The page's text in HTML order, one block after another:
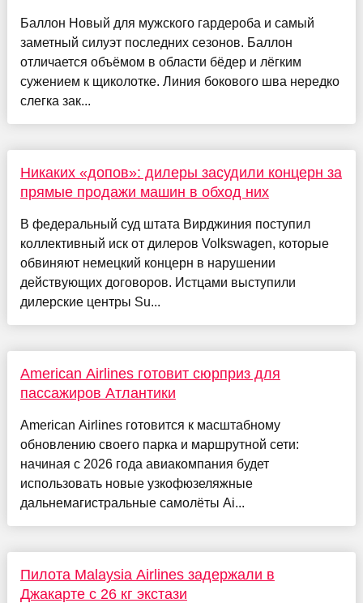
Баллон Новый для мужского гардероба и самый
заметный силуэт последних сезонов. Баллон
отличается объёмом в области бёдер и лёгким
сужением к щиколотке. Линия бокового шва нередко
слегка зак...
Никаких «допов»: дилеры засудили концерн за
прямые продажи машин в обход них
В федеральный суд штата Вирджиния поступил
коллективный иск от дилеров Volkswagen, которые
обвиняют немецкий концерн в нарушении
действующих договоров. Истцами выступили
дилерские центры Su...
American Airlines готовит сюрприз для
пассажиров Атлантики
American Airlines готовится к масштабному
обновлению своего парка и маршрутной сети:
начиная с 2026 года авиакомпания будет
использовать новые узкофюзеляжные
дальнемагистральные самолёты Ai...
Пилота Malaysia Airlines задержали в
Джакарте с 26 кг экстази